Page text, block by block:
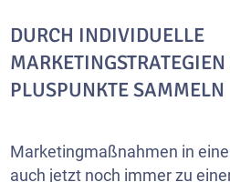
DURCH INDIVIDUELLE
PLUSPUNKTE SAMMELN
Marketingmaßnahmen in
auch jetzt noch immer zu